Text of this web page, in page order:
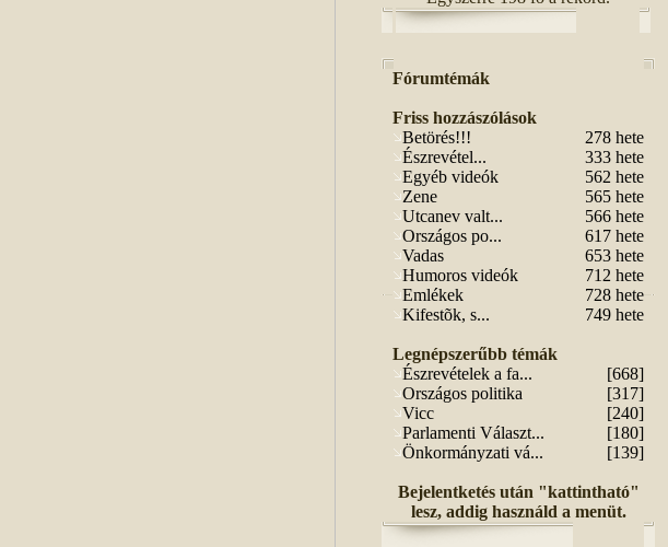
Fórumtémák
Friss hozzászólások
Betörés!!!
278 hete
Észrevétel...
333 hete
Egyéb videók
562 hete
Zene
565 hete
Utcanev valt...
566 hete
Országos po...
617 hete
Vadas
653 hete
Humoros videók
712 hete
Emlékek
728 hete
Kifestõk, s...
749 hete
Legnépszerűbb témák
Észrevételek a fa...
[668]
Országos politika
[317]
Vicc
[240]
Parlamenti Választ...
[180]
Önkormányzati vá...
[139]
Bejelentketés után "kattintható"
lesz, addig használd a menüt.